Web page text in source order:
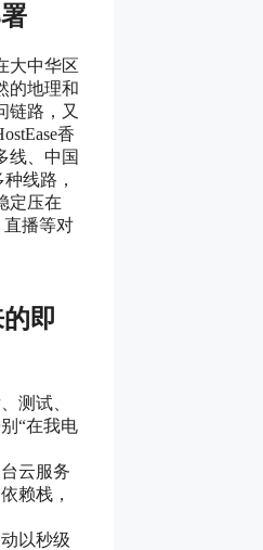
大中华区
的地理和
链路，又
香
线、中国
线路，
定压在
直播等对
即
测试、
“在我电
台云服务
赖栈，
动以秒级